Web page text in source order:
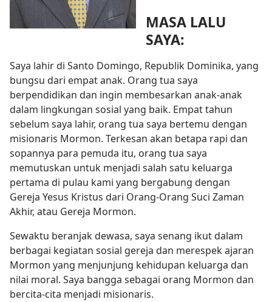
MASA LALU
SAYA:
Saya lahir di Santo Domingo, Republik Dominika, yang
bungsu dari empat anak. Orang tua saya
berpendidikan dan ingin membesarkan anak-anak
dalam lingkungan sosial yang baik. Empat tahun
sebelum saya lahir, orang tua saya bertemu dengan
misionaris Mormon. Terkesan akan betapa rapi dan
sopannya para pemuda itu, orang tua saya
memutuskan untuk menjadi salah satu keluarga
pertama di pulau kami yang bergabung dengan
Gereja Yesus Kristus dari Orang-Orang Suci Zaman
Akhir, atau Gereja Mormon.
Sewaktu beranjak dewasa, saya senang ikut dalam
berbagai kegiatan sosial gereja dan merespek ajaran
Mormon yang menjunjung kehidupan keluarga dan
nilai moral. Saya bangga sebagai orang Mormon dan
bercita-cita menjadi misionaris.